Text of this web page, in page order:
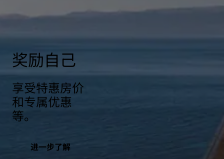
奖励自己
享受特惠房价
和专属优惠
等。
进一步了解